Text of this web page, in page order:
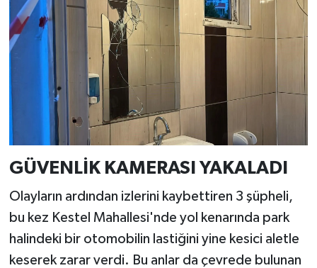
GÜVENLİK KAMERASI YAKALADI
Olayların ardından izlerini kaybettiren 3 şüpheli,
bu kez Kestel Mahallesi'nde yol kenarında park
halindeki bir otomobilin lastiğini yine kesici aletle
keserek zarar verdi. Bu anlar da çevrede bulunan